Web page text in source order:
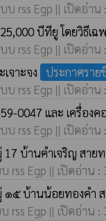
บ rss Egp || เปิดอ่าน
บีทียู โดยวิธีเฉ
บ rss Egp || เปิดอ่าน
จาะจง
ประกาศราย
บ rss Egp || เปิดอ่าน
0047 และ เครื่องค
บ rss Egp || เปิดอ่าน
บ้านคำเจริญ สาย
rss Egp || เปิดอ่าน :
๑๕ บ้านน้อยทองคำ
rss Egp || เปิดอ่าน :